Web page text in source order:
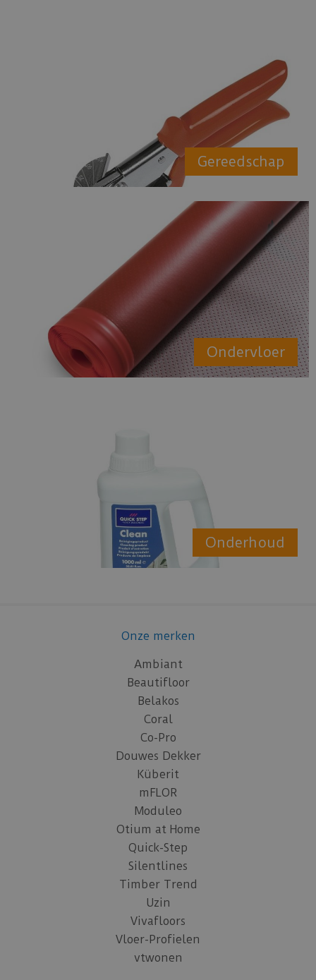
Gereedschap
Ondervloer
Onderhoud
Onze merken
Ambiant
Beautifloor
Belakos
Coral
Co-Pro
Douwes Dekker
Küberit
mFLOR
Moduleo
Otium at Home
Quick-Step
Silentlines
Timber Trend
Uzin
Vivafloors
Vloer-Profielen
vtwonen